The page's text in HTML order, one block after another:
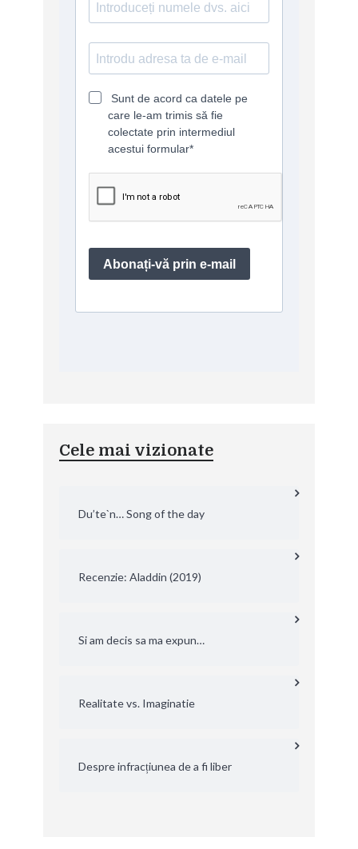
Cele mai vizionate
Du’te`n… Song of the day
Recenzie: Aladdin (2019)
Si am decis sa ma expun…
Realitate vs. Imaginatie
Despre infracțiunea de a fi liber